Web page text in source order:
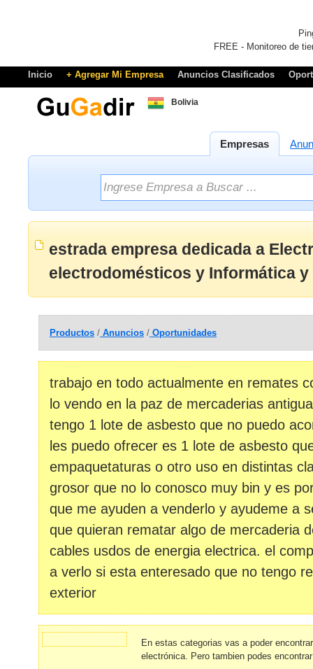
FREE - Monitoreo de
Inicio + Agregar Mi Empresa Anuncios Clasificados
Bolivia
Empresas
estrada empresa dedicada a
electrodomésticos y Informática
Productos / Anuncios / Oportunidades
trabajo en todo actualmente en remates
lo vendo en la paz de mercaderias
tengo 1 lote de asbesto que no puedo
les puedo ofrecer es 1 lote de asbesto
empaquetaturas o otro uso en distintas
grosor que no lo conosco muy bin y es
que me ayuden a venderlo y ayudeme a
que quieran rematar algo de mercaderia
cables usdos de energia electrica. el
a verlo si esta enteresado que no tengo
exterior
En estas categorias vas a poder
electrónica. Pero tambien podes